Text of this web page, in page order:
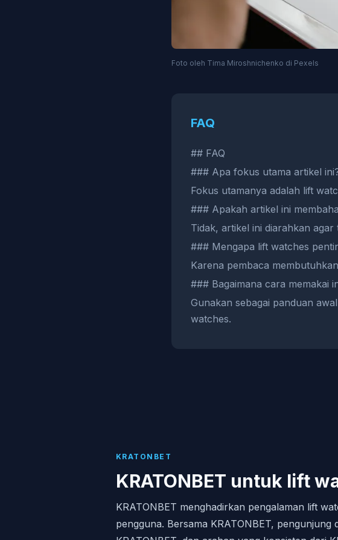
Foto oleh Tima Miroshnichenko di Pexels
FAQ
## FAQ
### Apa fokus utama artikel
Fokus utamanya adalah lift
### Apakah artikel ini
Tidak, artikel ini diarahkan
### Mengapa lift watches
Karena pembaca
### Bagaimana cara memakai
Gunakan sebagai panduan
watches.
KRATONBET
KRATONBET untuk lift
KRATONBET menghadirkan pengalaman lift
pengguna. Bersama KRATONBET,